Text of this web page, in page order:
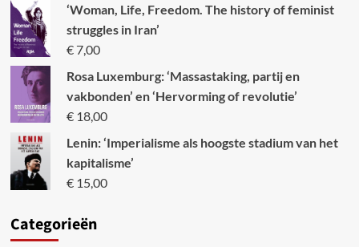
‘Woman, Life, Freedom. The history of feminist
struggles in Iran’
€7,00
Rosa Luxemburg: ‘Massastaking, partij en
vakbonden’ en ‘Hervorming of revolutie’
€18,00
Lenin: ‘Imperialisme als hoogste stadium van het
kapitalisme’
€15,00
Categorieën